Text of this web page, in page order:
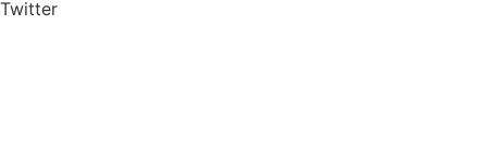
Twitter